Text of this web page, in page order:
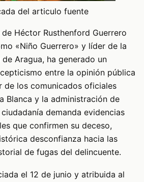
del articulo fuente
Héctor Rusthenford Guerrero
«Niño Guerrero» y líder de la
Aragua, ha generado un
entre la opinión pública
de los comunicados oficiales
Blanca y la administración de
demanda evidencias
que confirmen su deceso,
desconfianza hacia las
de fugas del delincuente.
el 12 de junio y atribuida al